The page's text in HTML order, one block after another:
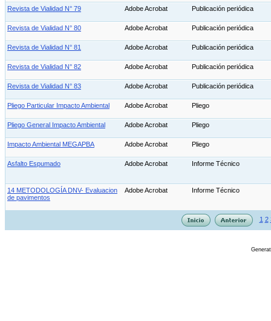
Revista de Vialidad N° 79 Adobe Acrobat Publicación periódica
Revista de Vialidad N° 80 Adobe Acrobat Publicación periódica
Revista de Vialidad N° 81 Adobe Acrobat Publicación periódica
Revista de Vialidad N° 82 Adobe Acrobat Publicación periódica
Revista de Vialidad N° 83 Adobe Acrobat Publicación periódica
Pliego Particular Impacto Ambiental Adobe Acrobat Pliego
Pliego General Impacto Ambiental Adobe Acrobat Pliego
Impacto Ambiental MEGAPBA Adobe Acrobat Pliego
Asfalto Espumado Adobe Acrobat Informe Técnico
14 METODOLOGÍA DNV- Evaluacion
de pavimentos
Adobe Acrobat Informe Técnico
1 2